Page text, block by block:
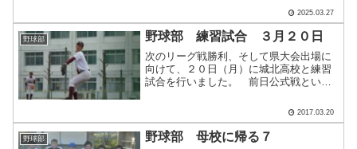
した。★3月22日（土） 工大高校 １０
－１ 基町高校★3月23日（日） 工大高
校 ７－.....
2025.03.27
野球部 野球部 練習試合 ３月２０日
次のリーグ戦勝利、そして県大会出場に
向けて、２０日（月）に城北高校と練習
試合を行いました。 前日公式戦という
臨みました。調子の出ている選手もいれ
ば、コンディションが悪かったりと色々
です。少しでもいい状態で.....
2017.03.20
野球部 野球部 母校に帰る７